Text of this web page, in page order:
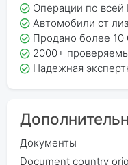
Операции по всей
Автомобили от
Продано более 10
2000+
Надежная
Документы
Document country